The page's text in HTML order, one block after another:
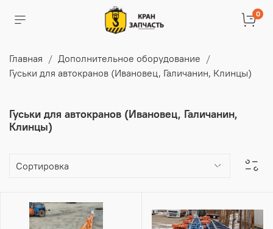
0
Главная
Дополнительное оборудование
Гуськи для автокранов (Ивановец, Галичанин, Клинцы)
Гуськи для автокранов (Ивановец, Галичанин,
Клинцы)